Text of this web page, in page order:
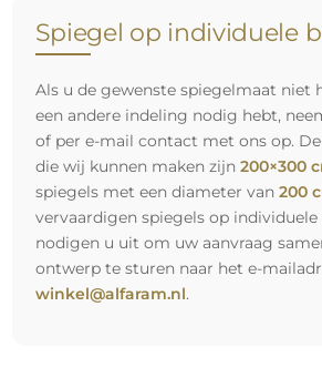
Spiegel op individuele
Als u de gewenste spiegelmaat niet
een andere indeling nodig hebt,
of per e-mail contact met ons op.
die wij kunnen maken zijn 200×300
spiegels met een diameter van 200
vervaardigen spiegels op
nodigen u uit om uw aanvraag
ontwerp te sturen naar het e-
winkel@alfaram.nl.